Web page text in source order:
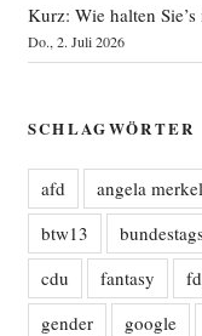
Kurz: Wie halten
Do., 2. Juli 2026
SCHLAGWÖRTER
afd angela merkel
btw13
cdu
fantasy
gender
google